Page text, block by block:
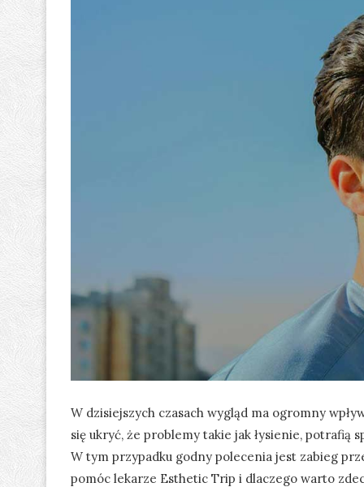
W dzisiejszych czasach wygląd ma ogromny
się ukryć, że problemy takie jak łysienie, potrafią
W tym przypadku godny polecenia jest zabieg
pomóc lekarze Esthetic Trip i dlaczego warto